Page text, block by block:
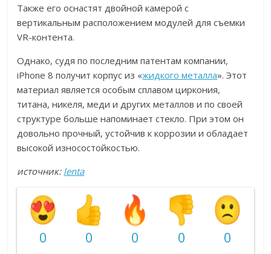
Также его оснастят двойной камерой с
вертикальным расположением модулей для съемки
VR-контента.
Однако, судя по последним патентам компании,
iPhone 8 получит корпус из «жидкого металла». Этот
материал является особым сплавом циркония,
титана, никеля, меди и других металлов и по своей
структуре больше напоминает стекло. При этом он
довольно прочный, устойчив к коррозии и обладает
высокой износостойкостью.
источник: lenta
0 0 0 0 0